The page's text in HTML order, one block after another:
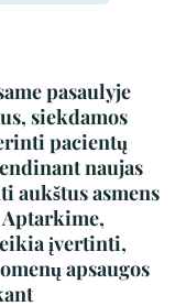
pasaulyje
siekdamos
pacientų
naujas
aukštus asmens
Aptarkime,
įvertinti,
apsaugos